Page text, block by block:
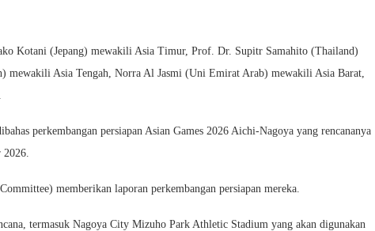
Kotani (Jepang) mewakili Asia Timur, Prof. Dr. Supitr Samahito (Thailand)
mewakili Asia Tengah, Norra Al Jasmi (Uni Emirat Arab) mewakili Asia Barat,
perkembangan persiapan Asian Games 2026 Aichi-Nagoya yang rencananya
2026.
memberikan laporan perkembangan persiapan mereka.
termasuk Nagoya City Mizuho Park Athletic Stadium yang akan digunakan